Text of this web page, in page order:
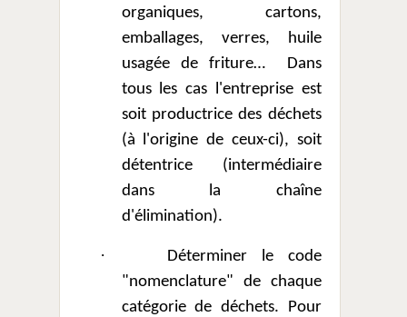
organiques, cartons,
emballages, verres, huile
usagée de friture…
Dans
tous les cas l'entreprise est
soit productrice des déchets
(à l'origine de ceux-ci), soit
détentrice (intermédiaire
dans la chaîne
d'élimination).
·
Déterminer le code
"nomenclature" de chaque
catégorie de déchets. Pour